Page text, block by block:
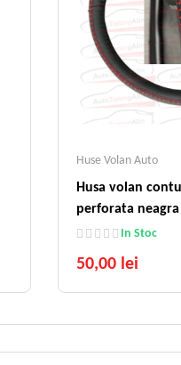
Huse Volan Auto
Husa volan
perforata
In Stoc
50,00 lei